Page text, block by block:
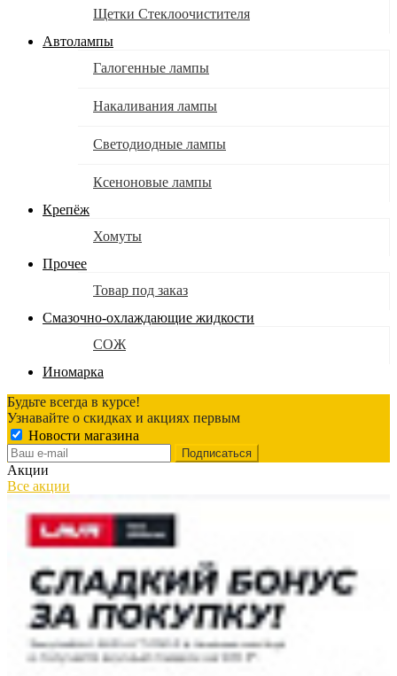
Щетки Стеклоочистителя
Автолампы
Галогенные лампы
Накаливания лампы
Светодиодные лампы
Ксеноновые лампы
Крепёж
Хомуты
Прочее
Товар под заказ
Смазочно-охлаждающие жидкости
СОЖ
Иномарка
Будьте всегда в курсе!
Узнавайте о скидках и акциях первым
Новости магазина
Акции
Все акции